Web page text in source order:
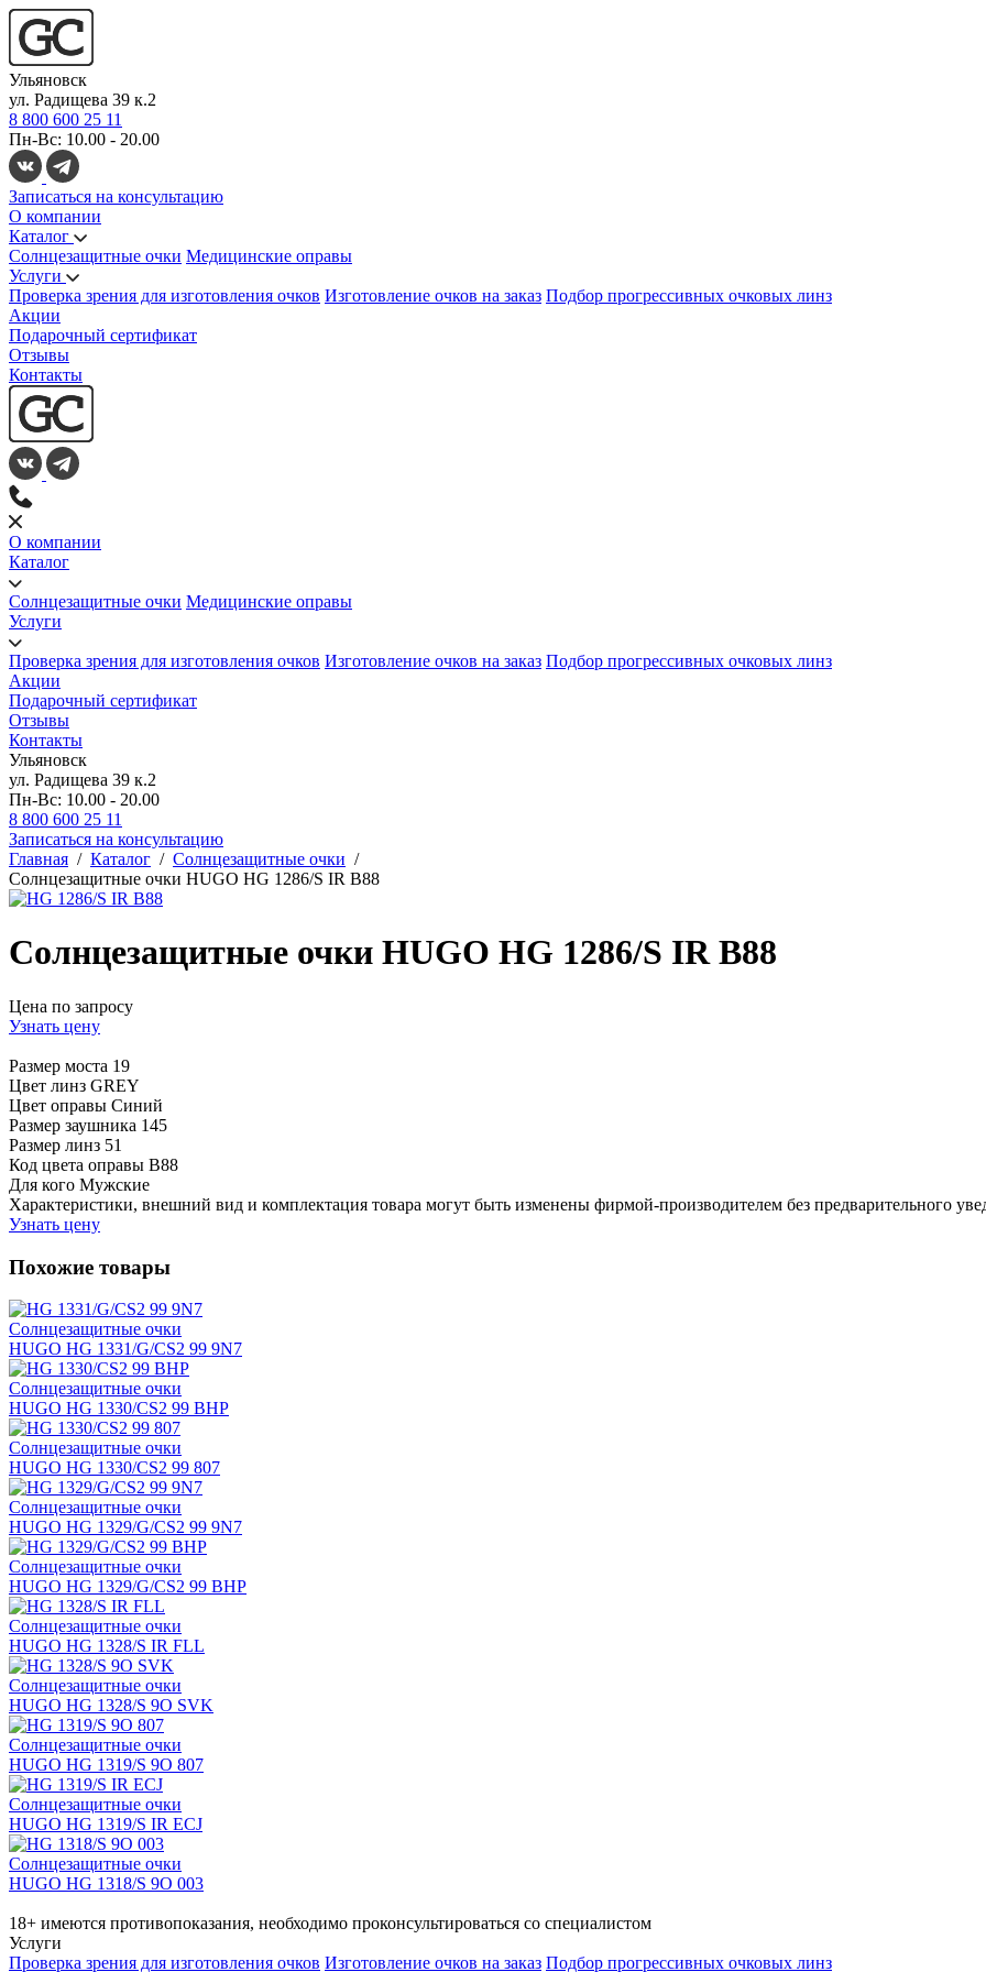
Ульяновск
ул. Радищева 39 к.2
8 800 600 25 11
Пн-Вс: 10.00 - 20.00
Записаться на консультацию
О компании
Каталог
Солнцезащитные очки Медицинские оправы
Услуги
Проверка зрения для изготовления очков Изготовление очков на заказ Подбор прогрессивных очковых линз
Акции
Подарочный сертификат
Отзывы
Контакты
О компании
Каталог
Солнцезащитные очки Медицинские оправы
Услуги
Проверка зрения для изготовления очков Изготовление очков на заказ Подбор прогрессивных очковых линз
Акции
Подарочный сертификат
Отзывы
Контакты
Ульяновск
ул. Радищева 39 к.2
Пн-Вс: 10.00 - 20.00
8 800 600 25 11
Записаться на консультацию
Главная / Каталог / Солнцезащитные очки /
Солнцезащитные очки HUGO HG 1286/S IR B88
Солнцезащитные очки HUGO HG 1286/S IR B88
Цена по запросу
Узнать цену
Размер моста 19
Цвет линз GREY
Цвет оправы Синий
Размер заушника 145
Размер линз 51
Код цвета оправы B88
Для кого Мужские
Характеристики, внешний вид и комплектация товара могут быть изменены фирмой-производителем без предварительного
Узнать цену
Похожие товары
Солнцезащитные очки
HUGO HG 1331/G/CS2 99 9N7
Солнцезащитные очки
HUGO HG 1330/CS2 99 BHP
Солнцезащитные очки
HUGO HG 1330/CS2 99 807
Солнцезащитные очки
HUGO HG 1329/G/CS2 99 9N7
Солнцезащитные очки
HUGO HG 1329/G/CS2 99 BHP
Солнцезащитные очки
HUGO HG 1328/S IR FLL
Солнцезащитные очки
HUGO HG 1328/S 9O SVK
Солнцезащитные очки
HUGO HG 1319/S 9O 807
Солнцезащитные очки
HUGO HG 1319/S IR ECJ
Солнцезащитные очки
HUGO HG 1318/S 9O 003
18+ имеются противопоказания, необходимо проконсультироваться со специалистом
Услуги
Проверка зрения для изготовления очков Изготовление очков на заказ Подбор прогрессивных очковых линз